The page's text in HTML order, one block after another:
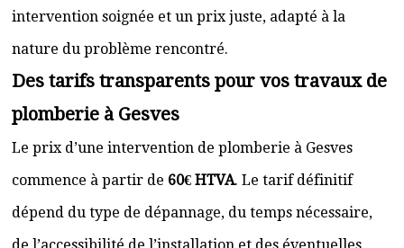
intervention soignée et un prix juste, adapté à la
nature du problème rencontré.
Des tarifs transparents pour vos travaux de
plomberie à Gesves
Le prix d’une intervention de plomberie à Gesves
commence à partir de 60€ HTVA. Le tarif définitif
dépend du type de dépannage, du temps nécessaire,